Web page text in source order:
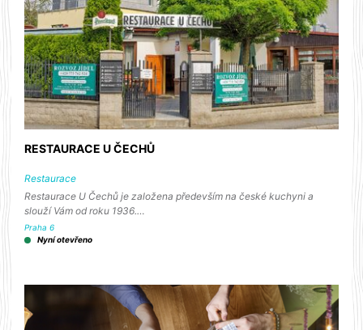
RESTAURACE U ČECHŮ
Restaurace
Restaurace U Čechů je založena především na české kuchyni a
slouží Vám od roku 1936.…
Praha 6
Nyní otevřeno